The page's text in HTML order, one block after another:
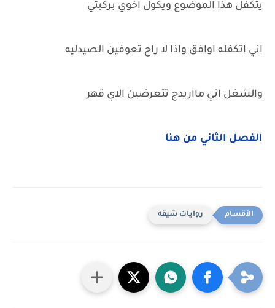
يتكفل هذا الموضوع ويكول اخوي بركبتي
اني اتكفله اوافق واذا لا راح تعوفين الصيدليه
والشغل اني مااريدج تتعرضين الاي قهر
الفصل الثاني من هنا
روايات شيقه